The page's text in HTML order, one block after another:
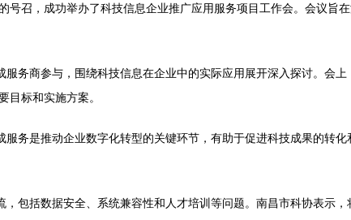
号召，成功举办了科技信息企业推广应用服务项目工作会。会议旨
务商参与，围绕科技信息在企业中的实际应用展开深入探讨。会
目标和实施方案。
务是推动企业数字化转型的关键环节，有助于促进科技成果的转
包括数据安全、系统兼容性和人才培训等问题。南昌市科协表示